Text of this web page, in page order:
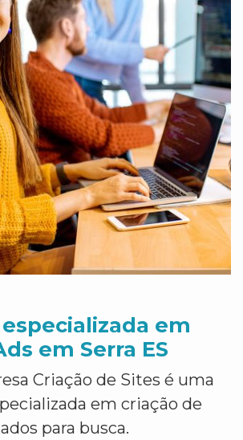
em
em Serra ES
Criação de Sites é uma
em criação de
para busca.